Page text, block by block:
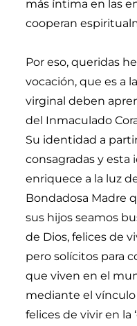
más íntima en las
cooperan
Por eso, queridas
vocación, que es a
virginal deben
del Inmaculado
Su identidad a
consagradas y esta
enriquece a la luz
Bondadosa Madre
sus hijos seamos
de Dios, felices de
pero solícitos para
que viven en el
mediante el vínculo
felices de vivir en la